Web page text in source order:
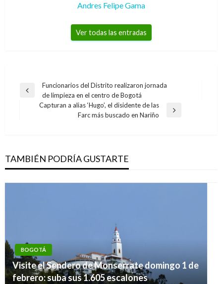
Andres Felipe Gama
Ver todas las entradas
Navegación
Entrada
anterior
Funcionarios del Distrito realizaron jornada
de limpieza en el centro de Bogotá
Capturan a alias ‘Hugo’, el disidente de las
Farc más buscado en Nariño
TAMBIÉN PODRÍA GUSTARTE
BOGOTÁ
Visite el Sendero de Monserrate domingo 1 de
febrero: suba sus 1.605 escalones